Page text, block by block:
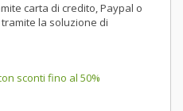
carta di credito, Paypal o
la soluzione di
sconti fino al 50%